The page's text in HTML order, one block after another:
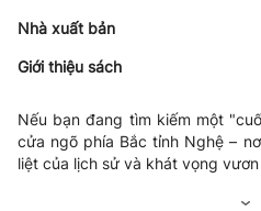
Nhà xuất bản
Giới thiệu sách
Nếu bạn đang tìm kiếm một
cửa ngõ phía Bắc tỉnh Nghệ –
liệt của lịch sử và khát vọng
sách là bản anh hùng ca về